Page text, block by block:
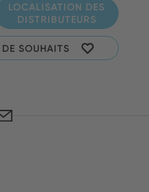
LOCALISATION DES
DISTRIBUTEURS
SOUHAITS